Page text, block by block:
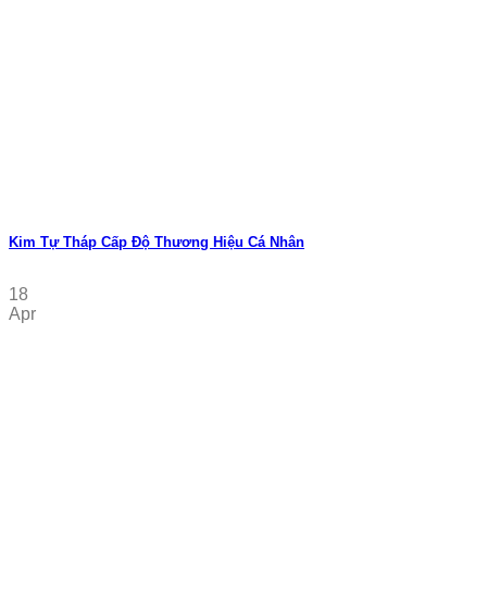
Kim Tự Tháp Cấp Độ Thương Hiệu Cá Nhân
18
Apr